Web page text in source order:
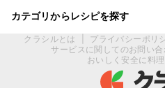
カテゴリからレシピを探す
クラシルとは プライバシーポリ
サービスに関してのお問い合
おいしく安全に料